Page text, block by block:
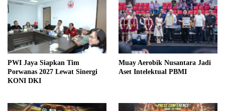
PWI Jaya Siapkan Tim
Porwanas 2027 Lewat Sinergi
KONI DKI
Muay Aerobik Nusantara Jadi
Aset Intelektual PBMI